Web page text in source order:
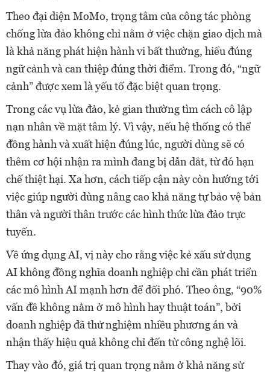
Theo đại diện MoMo, trọng tâm của công tác phòng
chống lừa đảo không chỉ nằm ở việc chặn giao dịch mà
là khả năng phát hiện hành vi bất thường, hiểu đúng
ngữ cảnh và can thiệp đúng thời điểm. Trong đó, “ngữ
cảnh” được xem là yếu tố đặc biệt quan trọng.
Trong các vụ lừa đảo, kẻ gian thường tìm cách cô lập
nạn nhân về mặt tâm lý. Vì vậy, nếu hệ thống có thể
đồng hành và xuất hiện đúng lúc, người dùng sẽ có
thêm cơ hội nhận ra mình đang bị dẫn dắt, từ đó hạn
chế thiệt hại. Xa hơn, cách tiếp cận này còn hướng tới
việc giúp người dùng nâng cao khả năng tự bảo vệ bản
thân và người thân trước các hình thức lừa đảo trực
tuyến.
Về ứng dụng AI, vị này cho rằng việc kẻ xấu sử dụng
AI không đồng nghĩa doanh nghiệp chỉ cần phát triển
các mô hình AI mạnh hơn để đối phó. Theo ông, “90%
vấn đề không nằm ở mô hình hay thuật toán”, bởi
doanh nghiệp đã thử nghiệm nhiều phương án và
nhận thấy hiệu quả không chỉ đến từ công nghệ lõi.
Thay vào đó, giá trị quan trọng nằm ở khả năng sử